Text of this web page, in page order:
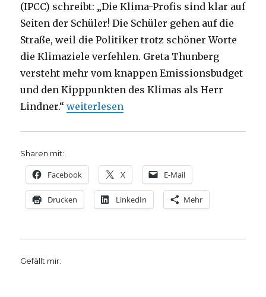
(IPCC) schreibt: „Die Klima-Profis sind klar auf
Seiten der Schüler! Die Schüler gehen auf die
Straße, weil die Politiker trotz schöner Worte
die Klimaziele verfehlen. Greta Thunberg
versteht mehr vom knappen Emissionsbudget
und den Kipppunkten des Klimas als Herr
Lindner.“„Wehret den Lügen in der Klimadebatte,
weiterlesen
Sharen mit:
Facebook X E-Mail
Drucken LinkedIn Mehr
Gefällt mir: